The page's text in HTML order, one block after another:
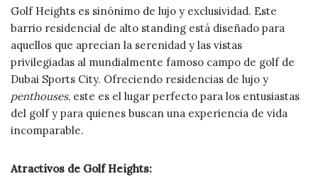
Golf Heights es sinónimo de lujo y exclusividad. Este
barrio residencial de alto standing está diseñado para
aquellos que aprecian la serenidad y las vistas
privilegiadas al mundialmente famoso campo de golf de
Dubai Sports City. Ofreciendo residencias de lujo y
penthouses, este es el lugar perfecto para los entusiastas
del golf y para quienes buscan una experiencia de vida
incomparable.
Atractivos de Golf Heights: